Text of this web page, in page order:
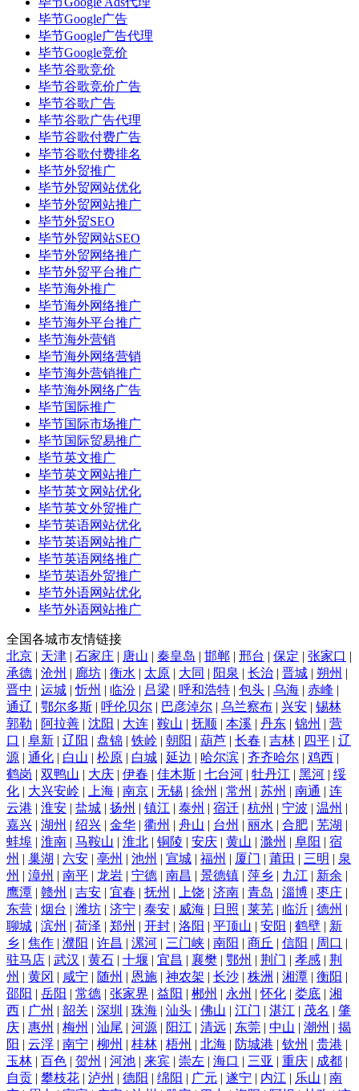
毕节Google广告
毕节Google广告代理
毕节Google竞价
毕节谷歌竞价
毕节谷歌竞价广告
毕节谷歌广告
毕节谷歌广告代理
毕节谷歌付费广告
毕节谷歌付费排名
毕节外贸推广
毕节外贸网站优化
毕节外贸网站推广
毕节外贸SEO
毕节外贸网站SEO
毕节外贸网络推广
毕节外贸平台推广
毕节海外推广
毕节海外网络推广
毕节海外平台推广
毕节海外营销
毕节海外网络营销
毕节海外营销推广
毕节海外网络广告
毕节国际推广
毕节国际市场推广
毕节国际贸易推广
毕节英文推广
毕节英文网站推广
毕节英文网站优化
毕节英文外贸推广
毕节英语网站优化
毕节英语网站推广
毕节英语网络推广
毕节英语外贸推广
毕节外语网站优化
毕节外语网站推广
全国各城市友情链接
北京 | 天津 | 石家庄 | 唐山 | 秦皇岛 | 邯郸 | 邢台 | 保定 | 张家口 |
承德 | 沧州 | 廊坊 | 衡水 | 太原 | 大同 | 阳泉 | 长治 | 晋城 | 朔州 |
晋中 | 运城 |忻州 | 临汾 | 吕梁 | 呼和浩特 | 包头 | 乌海 | 赤峰 |
通辽 | 鄂尔多斯 | 呼伦贝尔 | 巴彦淖尔 | 乌兰察布 | 兴安 | 锡林
郭勒 | 阿拉善 | 沈阳 | 大连 | 鞍山 | 抚顺 | 本溪 | 丹东 | 锦州 | 营
口 | 阜新 | 辽阳 | 盘锦 | 铁岭 | 朝阳 | 葫芦 | 长春 | 吉林 | 四平 | 辽
源 | 通化 | 白山 | 松原 | 白城 | 延边 | 哈尔滨 | 齐齐哈尔 | 鸡西 |
鹤岗 | 双鸭山 | 大庆 | 伊春 | 佳木斯 | 七台河 | 牡丹江 | 黑河 | 绥
化 | 大兴安岭 | 上海 | 南京 | 无锡 | 徐州 | 常州 | 苏州 | 南通 | 连
云港 | 淮安 | 盐城 | 扬州 | 镇江 | 泰州 | 宿迁 | 杭州 | 宁波 | 温州 |
嘉兴 | 湖州 | 绍兴 | 金华 | 衢州 | 舟山 | 台州 | 丽水 | 合肥 | 芜湖 |
蚌埠 | 淮南 | 马鞍山 | 淮北 | 铜陵 | 安庆 | 黄山 | 滁州 | 阜阳 | 宿
州 | 巢湖 | 六安 | 亳州 | 池州 | 宣城 | 福州 | 厦门 | 莆田 | 三明 | 泉
州 | 漳州 | 南平 | 龙岩 | 宁德 | 南昌 | 景德镇 | 萍乡 | 九江 | 新余 |
鹰潭 | 赣州 | 吉安 | 宜春 | 抚州 | 上饶 | 济南 | 青岛 | 淄博 | 枣庄 |
东营 | 烟台 | 潍坊 | 济宁 | 泰安 | 威海 | 日照 | 莱芜 | 临沂 | 德州 |
聊城 | 滨州 | 荷泽 | 郑州 | 开封 | 洛阳 | 平顶山 | 安阳 | 鹤壁 | 新
乡 | 焦作 | 濮阳 | 许昌 | 漯河 | 三门峡 | 南阳 | 商丘 | 信阳 | 周口 |
驻马店 | 武汉 | 黄石 | 十堰 | 宜昌 | 襄樊 | 鄂州 | 荆门 | 孝感 | 荆
州 | 黄冈 | 咸宁 | 随州 | 恩施 | 神农架 | 长沙 | 株洲 | 湘潭 | 衡阳 |
邵阳 | 岳阳 | 常德 | 张家界 | 益阳 | 郴州 | 永州 |怀化 | 娄底 | 湘
西 | 广州 | 韶关 | 深圳 | 珠海 | 汕头 | 佛山 | 江门 | 湛江 | 茂名 | 肇
庆 | 惠州 | 梅州 | 汕尾 | 河源 | 阳江 | 清远 | 东莞 | 中山 | 潮州 | 揭
阳 | 云浮 | 南宁 | 柳州 | 桂林 | 梧州 | 北海 | 防城港 | 钦州 | 贵港 |
玉林 | 百色 | 贺州 | 河池 | 来宾 | 崇左 | 海口 | 三亚 | 重庆 | 成都 |
自贡 | 攀枝花 | 泸州 | 德阳 | 绵阳 | 广元 | 遂宁 | 内江 | 乐山 | 南